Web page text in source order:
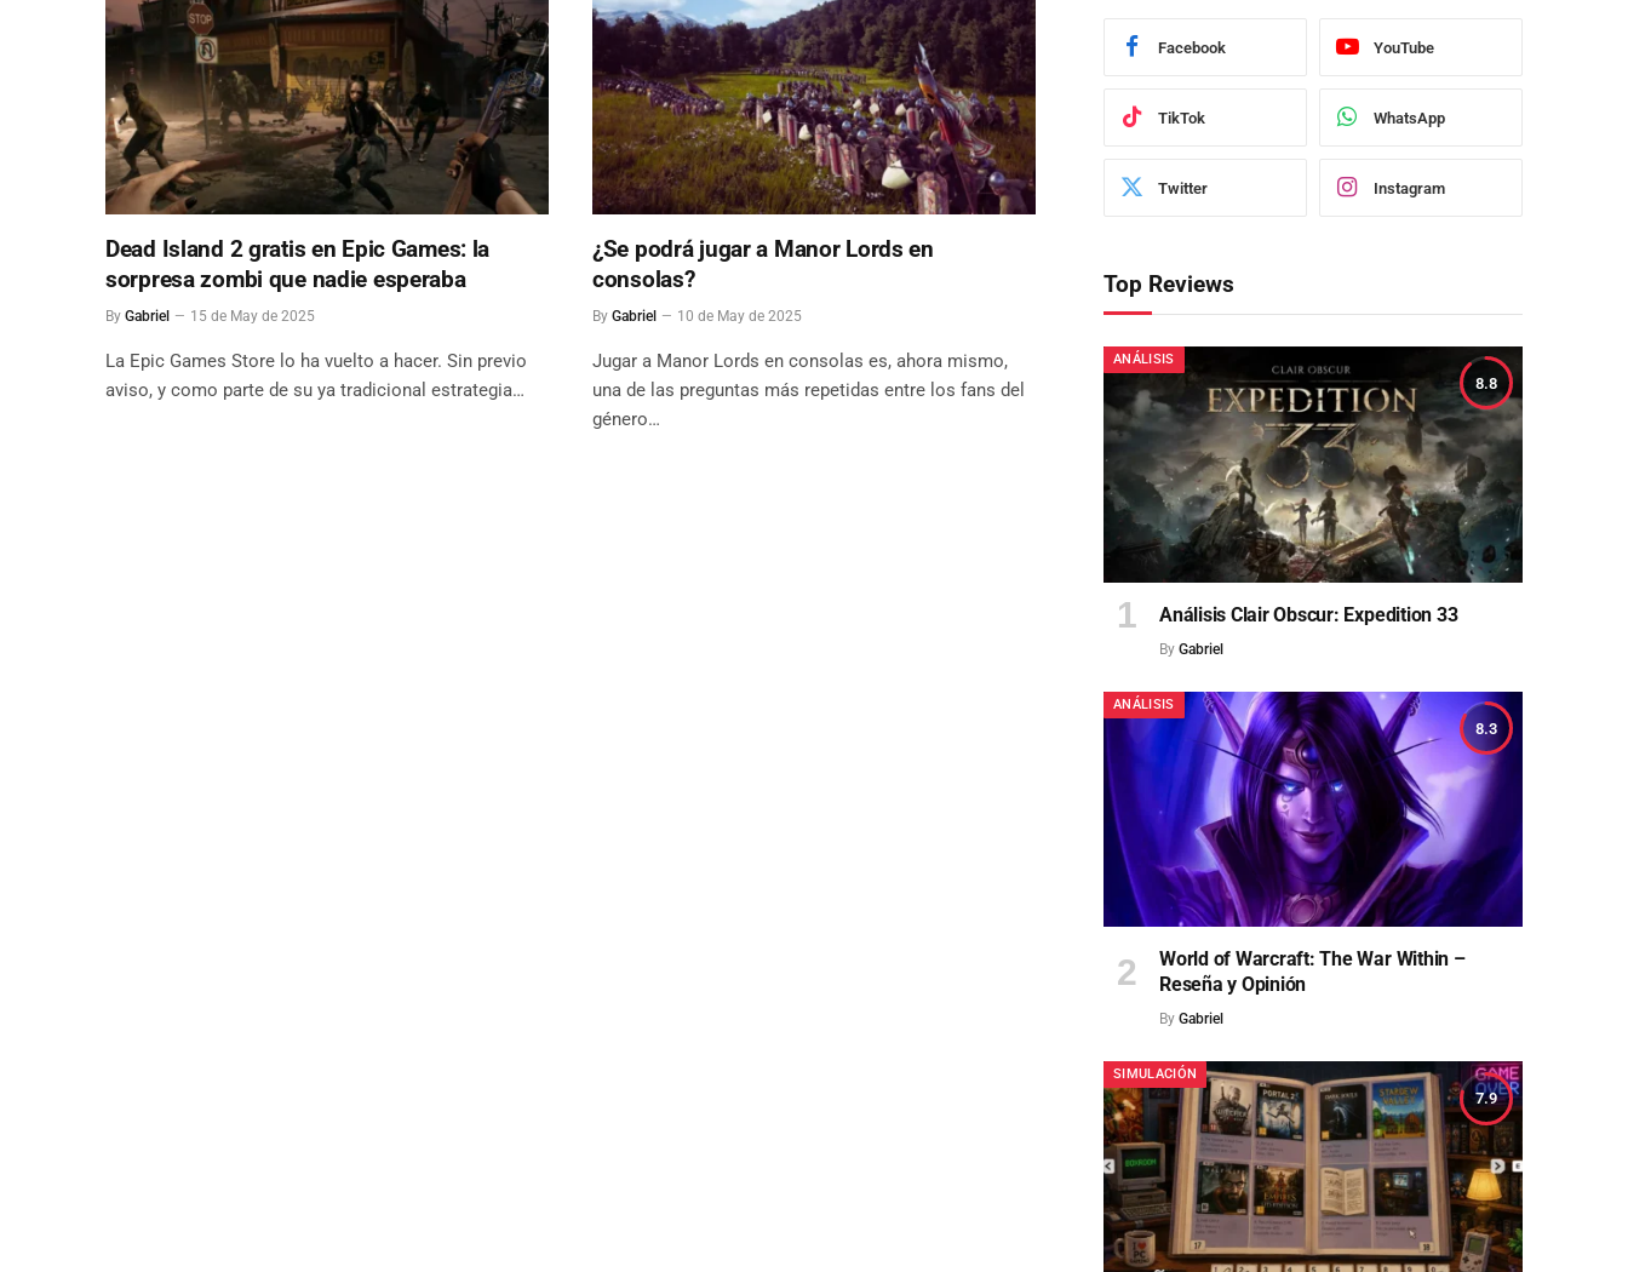
Dead Island 2 gratis en Epic Games: la
sorpresa zombi que nadie esperaba
By Gabriel 15 de May de 2025
La Epic Games Store lo ha vuelto a hacer. Sin previo
aviso, y como parte de su ya tradicional estrategia…
¿Se podrá jugar a Manor Lords en
consolas?
By Gabriel 10 de May de 2025
Jugar a Manor Lords en consolas es, ahora mismo,
una de las preguntas más repetidas entre los fans del
género…
Facebook YouTube
TikTok WhatsApp
Twitter Instagram
Top Reviews
8.8
ANÁLISIS
Análisis Clair Obscur: Expedition 33
By Gabriel
8.3
ANÁLISIS
World of Warcraft: The War Within –
Reseña y Opinión
By Gabriel
7.9
SIMULACIÓN